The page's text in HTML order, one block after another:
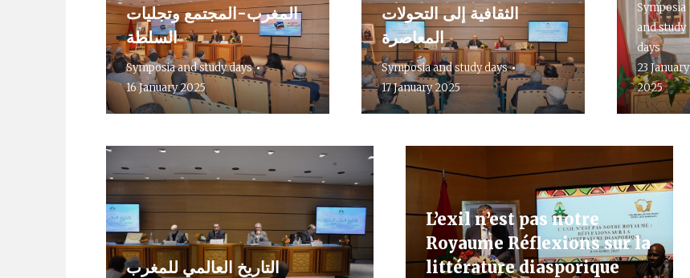
المغرب-المجتمع وتجليات
السلطة
Symposia and study days
16 January 2025
الثقافية إلى التحولات
المعاصرة
Symposia and study days
17 January 2025
Symposia
and study
days
23 January
2025
التاريخ العالمي للمغرب
L’exil n’est pas notre
Royaume Réflexions sur la
littérature diasporique